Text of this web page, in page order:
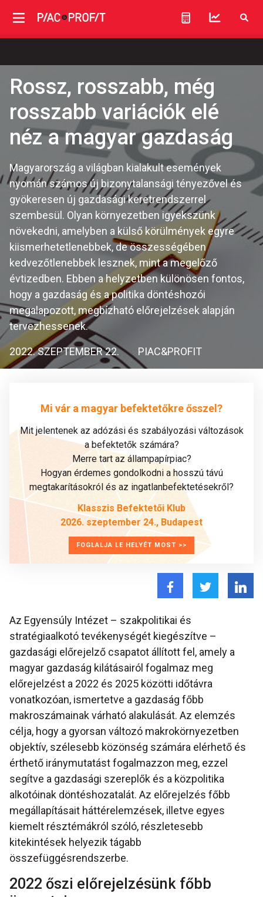
Rossz, rosszabb, még
rosszabb variációk elé
néz a magyar gazdaság
Magyarország a világban kialakult események
nyomán számos új bizonytalansági tényezővel és
gyökeresen új gazdasági keretrendszerrel
szembesül. Olyan környezetben igyekszünk
növekedni, amelyben a külső körülmények egyre
kiismerhetetlenebbek, de összességében
kedvezőtlenebbek lesznek, mint a megelőző
évtizedben. Ebben a helyzetben különösen fontos,
hogy a gazdaság és a politika döntéshozói
megalapozott, megbízható előrejelzések alapján
tervezhessenek.
2022. SZEPTEMBER 22. PIAC&PROFIT
Mi vár a magyar befektetőkre ősszel?
Mit jelentenek az adózási és szabályozási változások
a befektetők számára?
Merre tart az állampapírpiac?
Hogyan érdemes gondolkodni a hosszú távú
megtakarításokról és az ingatlanbefektetésekről?
Klasszis Befektetői Klub
2026. szeptember 24., Budapest
FOGLALJA LE HELYÉT MOST >>
Az Egyensúly Intézet – szakpolitikai és
stratégiaalkotó tevékenységét kiegészítve –
gazdasági előrejelző csapatot állított fel, amely a
magyar gazdaság kilátásairól fogalmaz meg
előrejelzést a 2022 és 2025 közötti időtávra
vonatkozóan, ismertetve a gazdaság főbb
makroszámainak várható alakulását. Az elemzés
célja, hogy a gyorsan változó makrokörnyezetben
objektív, szélesebb közönség számára elérhető és
érthető iránymutatást fogalmazzon meg, ezzel
segítve a gazdasági szereplők és a közpolitika
alkotóinak döntéshozatalát. Az előrejelzés főbb
megállapításait háttérelemzések, illetve egyes
kiemelt résztémákról szóló, részletesebb
kitekintések helyezik tágabb
összefüggésrendszerbe.
2022 őszi előrejelzésünk főbb